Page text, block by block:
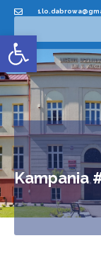
Otwórz
Kampania